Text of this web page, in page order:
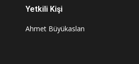
Yetkili Kişi
Ahmet Büyükaslan